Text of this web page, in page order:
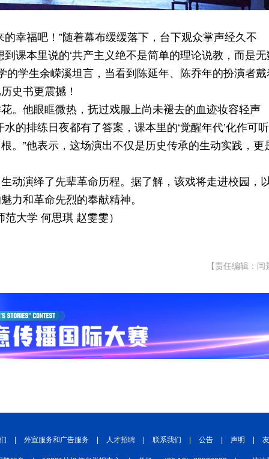
幸福吧！”随着幕布缓缓落下，台下观众掌声经久不
课本里说的‘共产主义绝不是简单的理论说教，而是
的学生余嵘溪坦言，当看到陈延年、陈乔年的扮演者
史书更震撼！
。他眼眶微热，抚过戏服上尚未褪去的血迹妆容轻声
的排练日夜都有了答案，课本里的‘觉醒年代’化作可
。”他表示，这场演出不仅是历史传承的生动实践，更
动演绎了先辈革命历程。据了解，该戏将走进校园，
力和革命先烈的奉献精神。
大学 何思琪 赵雯雯）
【责任编辑：闫
外宣服务和广告服务 人才招聘 联系我们 公告 声明